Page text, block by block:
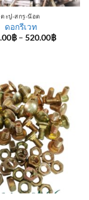
ตะปู-สกรู-น๊อต
ดอกรีเวท
฿ – 520.00฿Price